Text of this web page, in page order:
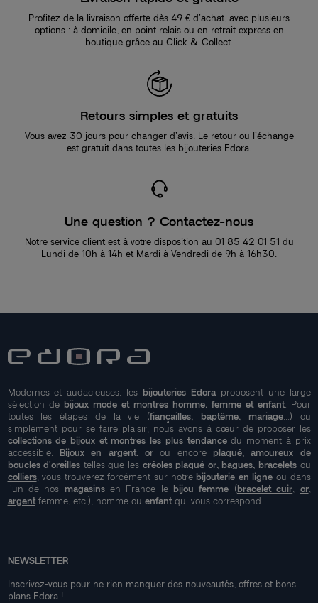
Profitez de la livraison offerte dès 49 € d’achat, avec plusieurs
options : à domicile, en point relais ou en retrait express en
boutique grâce au Click & Collect.
Retours simples et gratuits
Vous avez 30 jours pour changer d’avis. Le retour ou l’échange
est gratuit dans toutes les bijouteries Edora.
Une question ? Contactez-nous
Notre service client est à votre disposition au 01 85 42 01 51 du
Lundi de 10h à 14h et Mardi à Vendredi de 9h à 16h30.
Modernes et audacieuses, les bijouteries Edoraproposent une large
sélection de bijoux mode et montres homme, femme et enfant. Pour
toutes les étapes de la vie (fiançailles, baptême, mariage...) ou
simplement pour se faire plaisir, nous avons à cœur de proposer les
collections de bijoux et montres les plus tendancedu moment à prix
accessible. Bijoux en argent, orou encore plaqué, amoureux de
boucles d'oreilles telles que les créoles plaqué or, bagues, braceletsou
colliers, vous trouverez forcément sur notre bijouterie en ligne ou dans
l'un de nos magasinsen France le bijou femme (bracelet cuir or,
argentfemme, etc.), homme ou enfantqui vous correspond..
NEWSLETTER
Inscrivez-vous pour ne rien manquer des nouveautés, offres et bons
plans Edora !